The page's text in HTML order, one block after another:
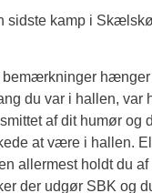
sidste kamp i
bemærkninger
du var i hallen, var
af dit humør
at være i hallen.
allermest holdt du
der udgør SBK og